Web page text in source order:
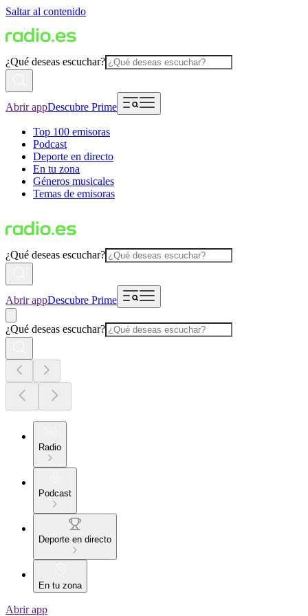
Saltar al contenido
¿Qué deseas escuchar?
Abrir appDescubre Prime
Top 100 emisoras
Podcast
Deporte en directo
En tu zona
Géneros musicales
Temas de emisoras
¿Qué deseas escuchar?
Abrir appDescubre Prime
¿Qué deseas escuchar?
Radio
Podcast
Deporte en directo
En tu zona
Abrir app